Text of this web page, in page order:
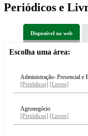
Periódicos e
Disponível na web
Escolha uma área:
Administração- Presencial e
[Periódicos] [Livros]
Agronegócio
[Periódicos] [Livros]